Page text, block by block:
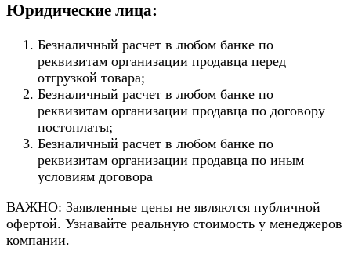
Юридические лица:
Безналичный расчет в любом банке по
реквизитам организации продавца перед
отгрузкой товара;
Безналичный расчет в любом банке по
реквизитам организации продавца по договору
постоплаты;
Безналичный расчет в любом банке по
реквизитам организации продавца по иным
условиям договора
ВАЖНО: Заявленные цены не являются публичной
офертой. Узнавайте реальную стоимость у менеджеров
компании.